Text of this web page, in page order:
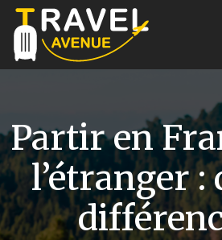
Partir en
l’étranger :